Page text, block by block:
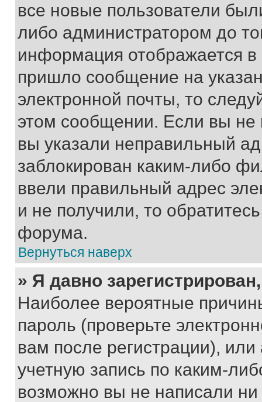
все новые пользователи
либо администратором до
информация отображается
пришло сообщение на
электронной почты, то
этом сообщении. Если вы
вы указали неправильный
заблокирован каким-либо
ввели правильный адрес
и не получили, то
форума.
Вернуться наверх
» Я давно
Наиболее вероятные
пароль (проверьте
вам после регистрации),
учетную запись по каким-
возможно вы не написали